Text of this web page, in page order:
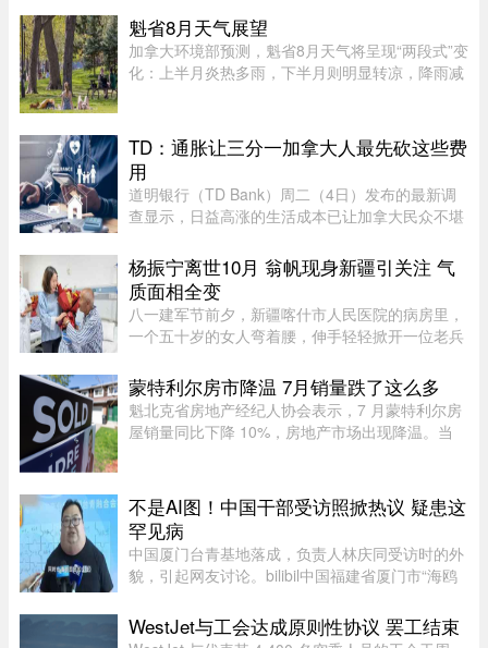
魁省8月天气展望
加拿大环境部预测，魁省8月天气将呈现“两段式”变
化：上半月炎热多雨，下半月则明显转凉，降雨减
平，而南部地区气温则略低 ...
TD：通胀让三分一加拿大人最先砍这些费
用
道明银行（TD Bank）周二（4日）发布的最新调
查显示，日益高涨的生活成本已让加拿大民众不堪
Global News报道，道明保险（TD Insurance）的
数据指出，33%的加拿大民众为了节 ...
杨振宁离世10月 翁帆现身新疆引关注 气
质面相全变
八一建军节前夕，新疆喀什市人民医院的病房里，
一个五十岁的女人弯着腰，伸手轻轻掀开一位老兵
谢，她连忙摆手：“不用起来，不用起来”。镜头扫
过去，齐肩发，淡蓝新中 ...
蒙特利尔房市降温 7月销量跌了这么多
魁北克省房地产经纪人协会表示，7 月蒙特利尔房
屋销量同比下降 10%，房地产市场出现降温。当
地区所有房屋类型以及各 ...
不是AI图！中国干部受访照掀热议 疑患这
罕见病
中国厦门台青基地落成，负责人林庆同受访时的外
貌，引起网友讨论。bilibil中国福建省厦门市“海鸥
时，异常肿大的脖子引起网友议论，被怀疑是AI特
效。不过，有认识他的 ...
WestJet与工会达成原则性协议 罢工结束